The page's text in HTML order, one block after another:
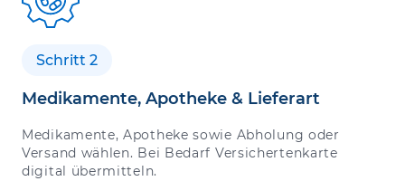
Schritt 2
Medikamente, Apotheke & Lieferart
Medikamente, Apotheke sowie Abholung oder
Versand wählen. Bei Bedarf Versichertenkarte
digital übermitteln.